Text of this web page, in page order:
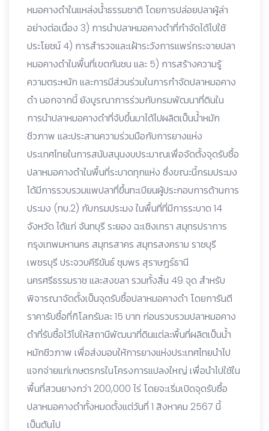
หมอคางดำในแหล่งน้ำธรรมชาติ โดยการปล่อยปลาผู้ล่า
อย่างต่อเนื่อง 3) การนำปลาหมอคางดำที่กำจัดได้ไปใช้
ประโยชน์ 4) การสำรวจและเฝ้าระวังการแพร่กระจายปลา
หมอคางดำในพื้นที่เขตกันชน และ 5) การสร้างความรู้
ความตระหนัก และการมีส่วนร่วมในการกำจัดปลาหมอคาง
ดำ นอกจากนี้ ยังบูรณาการร่วมกับกรมพัฒนาที่ดินใน
การนำปลาหมอคางดำที่จับขึ้นมาได้ไปผลิตเป็นน้ำหมัก
ชีวภาพ และประสานความร่วมมือกับการยางแห่ง
ประเทศไทยในการสนับสนุนงบประมาณเพื่อจัดตั้งจุดรับซื้อ
ปลาหมอคางดำในพื้นที่ระบาดทุกแห่ง ซึ่งขณะนี้กรมประมง
ได้มีการรวบรวมแพปลาที่ขึ้นทะเบียนผู้ประกอบการด้านการ
ประมง (ทบ.2) กับกรมประมง ในพื้นที่ที่มีการระบาด 14
จังหวัด ได้แก่ จันทบุรี ระยอง ฉะเชิงเทรา สมุทรปราการ
กรุงเทพมหานคร สมุทรสาคร สมุทรสงคราม ราชบุรี
เพชรบุรี ประจวบคีรีขันธ์ ชุมพร สุราษฎร์ธานี
นครศรีธรรมราช และสงขลา รวมทั้งสิ้น 49 จุด สำหรับ
พิจารณาจัดตั้งเป็นจุดรับซื้อปลาหมอคางดำ โดยการันตี
ราคารับซื้อที่กิโลกรัมละ 15 บาท ก่อนรวบรวมปลาหมอคาง
ดำที่รับซื้อไว้ไปให้สถานีพัฒนาที่ดินแต่ละพื้นที่ผลิตเป็นน้ำ
หมักชีวภาพ เพื่อส่งมอบให้การยางแห่งประเทศไทยนำไป
แจกจ่ายแก่เกษตรกรในโครงการแปลงใหญ่ เพื่อนำไปใช้ใน
พื้นที่สวนยางกว่า 200,000 ไร่ โดยจะเริ่มเปิดจุดรับซื้อ
ปลาหมอคางดำทั้งหมดตั้งแต่วันที่ 1 สิงหาคม 2567 นี้
เป็นต้นไป